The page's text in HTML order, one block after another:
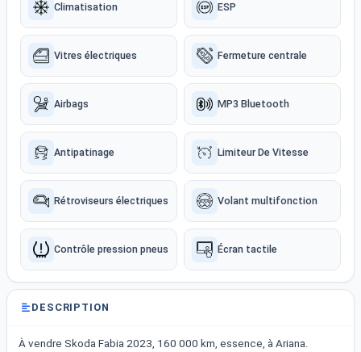
Climatisation ESP
Vitres électriques Fermeture centrale
Airbags MP3 Bluetooth
Antipatinage Limiteur De Vitesse
Rétroviseurs électriques Volant multifonction
Contrôle pression pneus Écran tactile
DESCRIPTION
À vendre Skoda Fabia 2023, 160 000 km, essence, à Ariana.